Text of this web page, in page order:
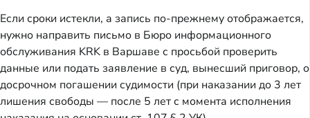
Если сроки истекли, а запись по-прежнему отображается,
нужно направить письмо в Бюро информационного
обслуживания KRK в Варшаве с просьбой проверить
данные или подать заявление в суд, вынесший приговор, о
досрочном погашении судимости (при наказании до 3 лет
лишения свободы — после 5 лет с момента исполнения